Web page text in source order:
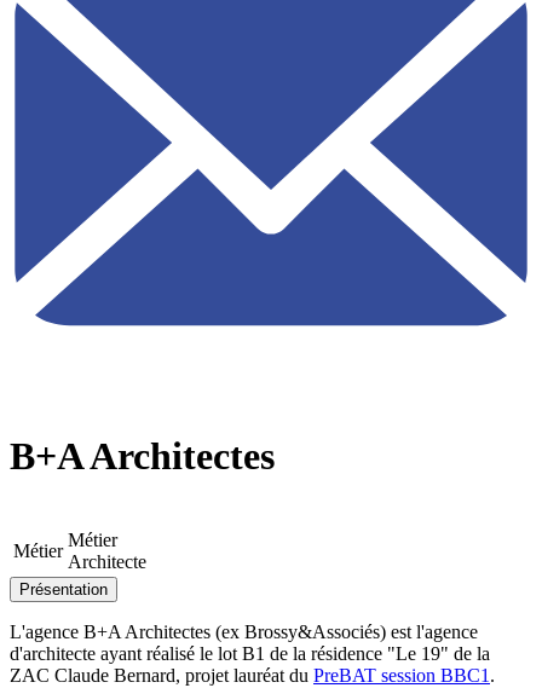
B+A Architectes
Métier
Métier
Architecte
Présentation
L'agence B+A Architectes (ex Brossy&Associés) est l'agence
d'architecte ayant réalisé le lot B1 de la résidence "Le 19" de la
ZAC Claude Bernard, projet lauréat du PreBAT session BBC1.